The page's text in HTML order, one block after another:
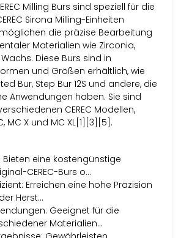
Milling Burs sind speziell für die
Sirona Milling-Einheiten
die präzise Bearbeitung
Materialien wie Zirconia,
Wachs. Diese Burs sind in
und Größen erhältlich, wie
Bur, Step Bur 12S und andere, die
Anwendungen haben. Sie sind
CEREC Modellen,
MC X und MC XL[1][3][5].
Bieten eine kostengünstige
CEREC-Burs o…
Erreichen eine hohe Präzision
Herst…
Geeignet für die
Materialien…